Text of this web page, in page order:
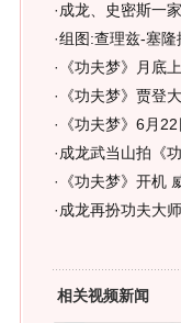
·成龙、史密斯一
·组图:查理兹-塞
· 《功夫梦》月底
· 《功夫梦》贾登
· 《功夫梦》6月
·成龙武当山拍《
· 《功夫梦》开机
·成龙再扮功夫大
相关视频新闻